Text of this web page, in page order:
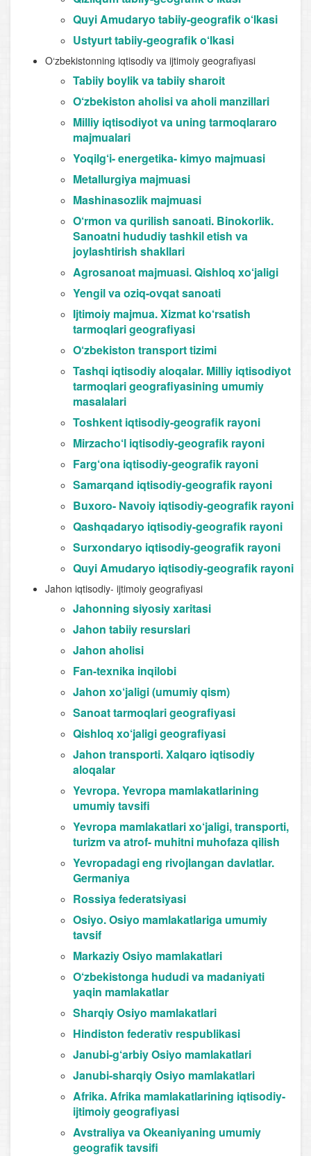
Quyi Amudaryo tabiiy-geografik o‘lkasi
Ustyurt tabiiy-geografik o‘lkasi
O‘zbekistonning iqtisodiy va ijtimoiy geografiyasi
Tabiiy boylik va tabiiy sharoit
O‘zbekiston aholisi va aholi manzillari
Milliy iqtisodiyot va uning tarmoqlararo
majmualari
Yoqilg‘i- energetika- kimyo majmuasi
Metallurgiya majmuasi
Mashinasozlik majmuasi
O‘rmon va qurilish sanoati. Binokorlik.
Sanoatni hududiy tashkil etish va
joylashtirish shakllari
Agrosanoat majmuasi. Qishloq xo‘jaligi
Yengil va oziq-ovqat sanoati
Ijtimoiy majmua. Xizmat ko‘rsatish
tarmoqlari geografiyasi
O‘zbekiston transport tizimi
Tashqi iqtisodiy aloqalar. Milliy iqtisodiyot
tarmoqlari geografiyasining umumiy
masalalari
Toshkent iqtisodiy-geografik rayoni
Mirzacho‘l iqtisodiy-geografik rayoni
Farg‘ona iqtisodiy-geografik rayoni
Samarqand iqtisodiy-geografik rayoni
Buxoro- Navoiy iqtisodiy-geografik rayoni
Qashqadaryo iqtisodiy-geografik rayoni
Surxondaryo iqtisodiy-geografik rayoni
Quyi Amudaryo iqtisodiy-geografik rayoni
Jahon iqtisodiy- ijtimoiy geografiyasi
Jahonning siyosiy xaritasi
Jahon tabiiy resurslari
Jahon aholisi
Fan-texnika inqilobi
Jahon xo‘jaligi (umumiy qism)
Sanoat tarmoqlari geografiyasi
Qishloq xo‘jaligi geografiyasi
Jahon transporti. Xalqaro iqtisodiy
aloqalar
Yevropa. Yevropa mamlakatlarining
umumiy tavsifi
Yevropa mamlakatlari xo‘jaligi, transporti,
turizm va atrof- muhitni muhofaza qilish
Yevropadagi eng rivojlangan davlatlar.
Germaniya
Rossiya federatsiyasi
Osiyo. Osiyo mamlakatlariga umumiy
tavsif
Markaziy Osiyo mamlakatlari
O‘zbekistonga hududi va madaniyati
yaqin mamlakatlar
Sharqiy Osiyo mamlakatlari
Hindiston federativ respublikasi
Janubi-g‘arbiy Osiyo mamlakatlari
Janubi-sharqiy Osiyo mamlakatlari
Afrika. Afrika mamlakatlarining iqtisodiy-
ijtimoiy geografiyasi
Avstraliya va Okeaniyaning umumiy
geografik tavsifi